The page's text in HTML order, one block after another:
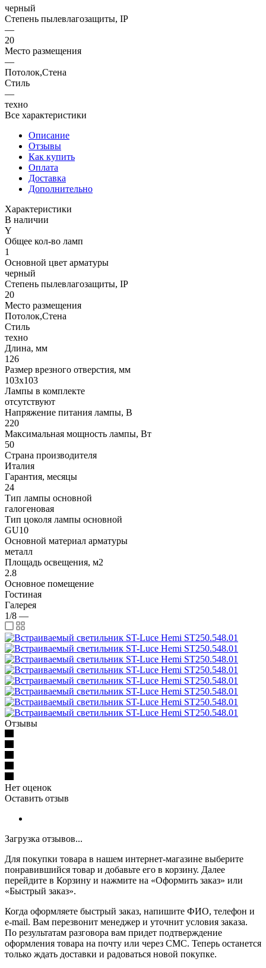
черный
Степень пылевлагозащиты, IP
—
20
Место размещения
—
Потолок,Стена
Стиль
—
техно
Все характеристики
Описание
Отзывы
Как купить
Оплата
Доставка
Дополнительно
Характеристики
В наличии
Y
Общее кол-во ламп
1
Основной цвет арматуры
черный
Степень пылевлагозащиты, IP
20
Место размещения
Потолок,Стена
Стиль
техно
Длина, мм
126
Размер врезного отверстия, мм
103x103
Лампы в комплекте
отсутствуют
Напряжение питания лампы, В
220
Максимальная мощность лампы, Вт
50
Страна производителя
Италия
Гарантия, месяцы
24
Тип лампы основной
галогеновая
Тип цоколя лампы основной
GU10
Основной материал арматуры
металл
Площадь освещения, м2
2.8
Основное помещение
Гостиная
Галерея
1/8 —
Отзывы
Нет оценок
Оставить отзыв
Загрузка отзывов...
Для покупки товара в нашем интернет-магазине выберите
понравившийся товар и добавьте его в корзину. Далее
перейдите в Корзину и нажмите на «Оформить заказ» или
«Быстрый заказ».
Когда оформляете быстрый заказ, напишите ФИО, телефон и
e-mail. Вам перезвонит менеджер и уточнит условия заказа.
По результатам разговора вам придет подтверждение
оформления товара на почту или через СМС. Теперь останется
только ждать доставки и радоваться новой покупке.